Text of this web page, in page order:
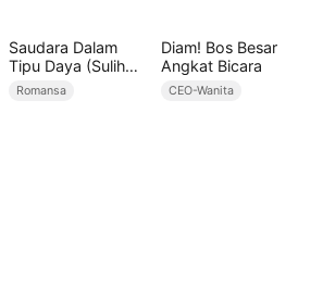
Saudara Dalam
Tipu Daya (Sulih
Suara)
Romansa
Diam! Bos Besar
Angkat Bicara
CEO-Wanita